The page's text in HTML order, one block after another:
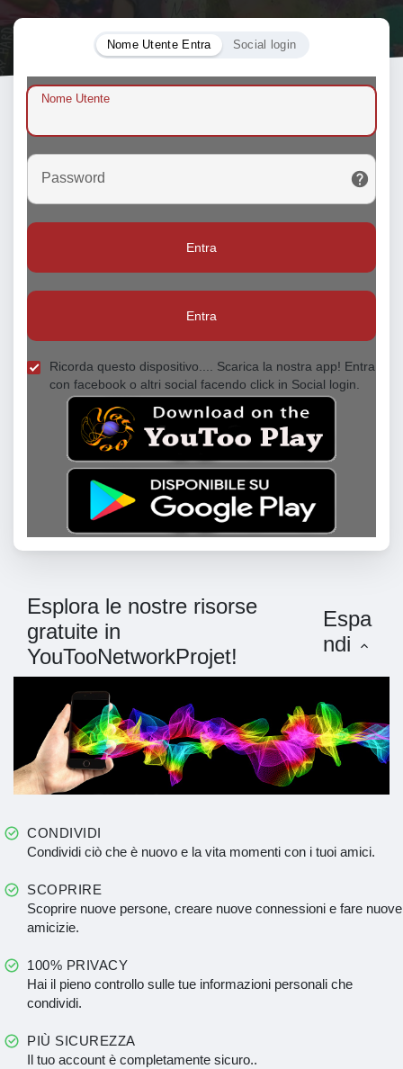
Nome Utente Entra Social login
Nome Utente
Password
Entra
Entra
Ricorda questo dispositivo.... Scarica la nostra app! Entra
con facebook o altri social facendo click in Social login.
Esplora le nostre risorse
gratuite in
YouTooNetworkProjet!
Espa
ndi
CONDIVIDI
Condividi ciò che è nuovo e la vita momenti con i tuoi amici.
SCOPRIRE
Scoprire nuove persone, creare nuove connessioni e fare nuove
amicizie.
100% PRIVACY
Hai il pieno controllo sulle tue informazioni personali che
condividi.
PIÙ SICUREZZA
Il tuo account è completamente sicuro..